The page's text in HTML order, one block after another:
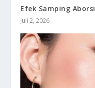
Efek Samping
Juli 2, 2026